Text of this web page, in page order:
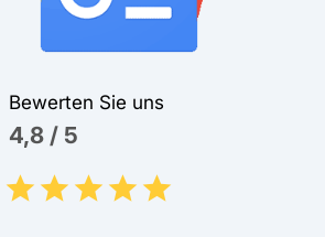
Bewerten Sie uns
4,8 / 5